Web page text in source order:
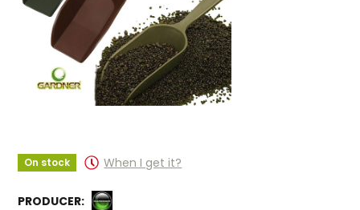
On stock When I get it?
PRODUCER: